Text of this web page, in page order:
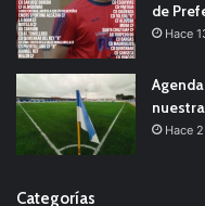
de
Hace
Hace
Categorías